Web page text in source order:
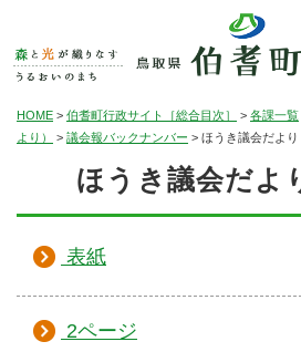
HOME > 伯耆町行政サイト［総合目次］ > 各課一覧
より）
> 議会報バックナンバー > ほうき議会だよ
ほうき議会だ
表紙
2ページ